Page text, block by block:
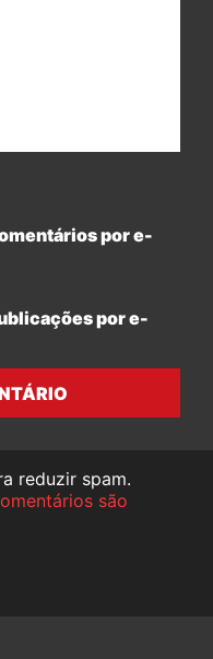
por e-
por e-
reduzir spam.
são